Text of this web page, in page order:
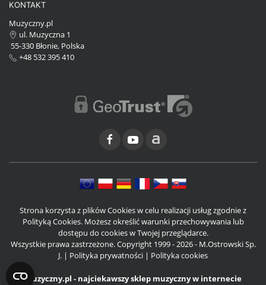
KONTAKT
Muzyczny.pl
ul. Muzyczna 1
55-330 Błonie, Polska
+48 532 395 410
Strona korzysta z plików Cookies w celu realizacji usług zgodnie z
Polityką Cookies. Możesz określić warunki przechowywania lub
dostępu do cookies w Twojej przeglądarce.
Wszystkie prawa zastrzeżone. Copyright 1999 - 2026 - M.Ostrowski Sp.
J. | Polityka prywatności | Polityka cookies
Muzyczny.pl - najciekawszy sklep muzyczny w internecie